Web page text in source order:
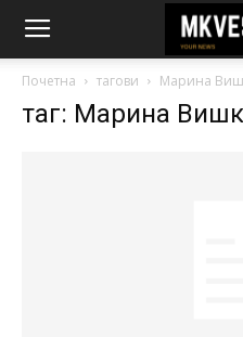
Почетна тагови Марина
таг: Марина